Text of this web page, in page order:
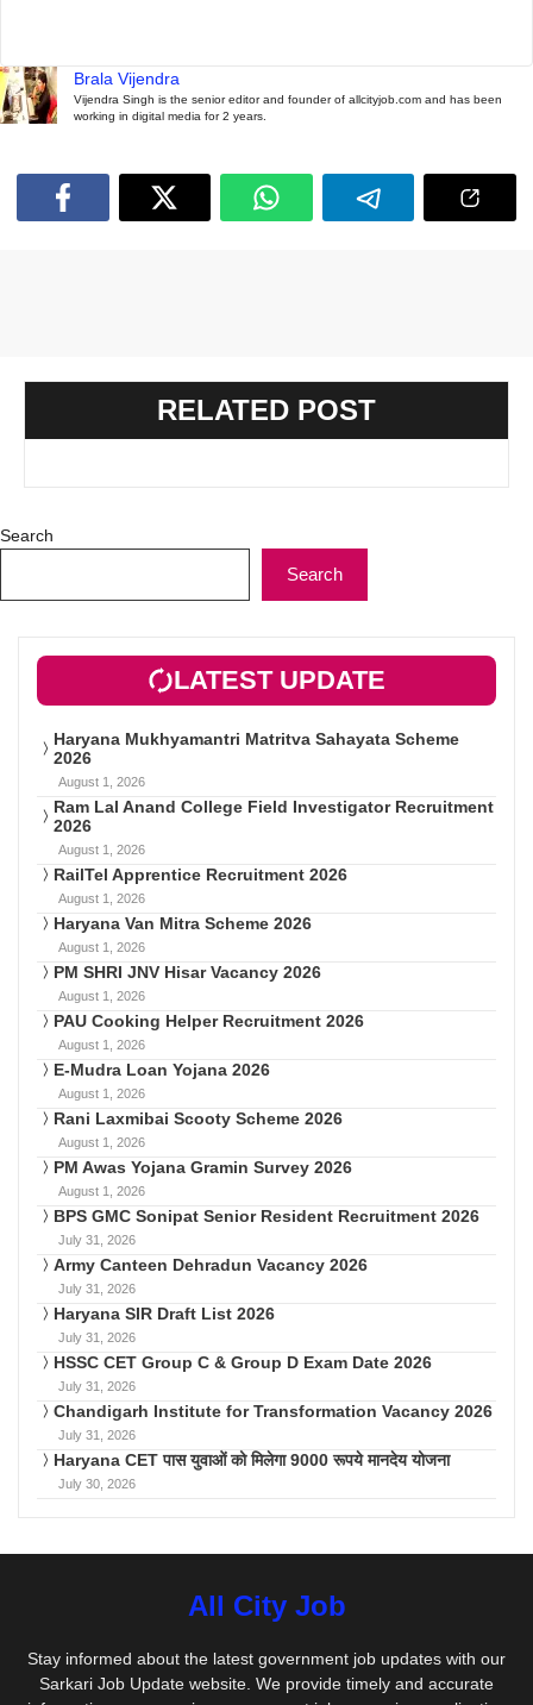
Brala Vijendra
Vijendra Singh is the senior editor and founder of allcityjob.com and has been
working in digital media for 2 years.
RELATED POST
Search
Search
LATEST UPDATE
Haryana Mukhyamantri Matritva Sahayata Scheme
2026
August 1, 2026
Ram Lal Anand College Field Investigator Recruitment
2026
August 1, 2026
RailTel Apprentice Recruitment 2026
August 1, 2026
Haryana Van Mitra Scheme 2026
August 1, 2026
PM SHRI JNV Hisar Vacancy 2026
August 1, 2026
PAU Cooking Helper Recruitment 2026
August 1, 2026
E-Mudra Loan Yojana 2026
August 1, 2026
Rani Laxmibai Scooty Scheme 2026
August 1, 2026
PM Awas Yojana Gramin Survey 2026
August 1, 2026
BPS GMC Sonipat Senior Resident Recruitment 2026
July 31, 2026
Army Canteen Dehradun Vacancy 2026
July 31, 2026
Haryana SIR Draft List 2026
July 31, 2026
HSSC CET Group C & Group D Exam Date 2026
July 31, 2026
Chandigarh Institute for Transformation Vacancy 2026
July 31, 2026
Haryana CET पास युवाओं को मिलेगा 9000 रूपये मानदेय योजना
July 30, 2026
All City Job
Stay informed about the latest government job updates with our
Sarkari Job Update website. We provide timely and accurate